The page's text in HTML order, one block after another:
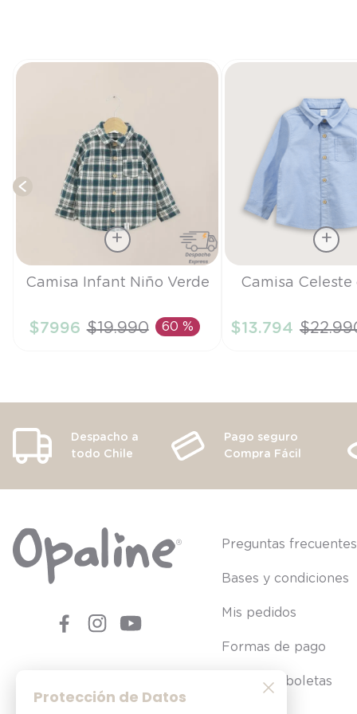
Protección de Datos
Talla
AÑADIR AL CARRITO
Camisa Infant Niño Verde
$7996 $19.990 60 %
Talla
AÑADIR AL
Camisa Celeste
$13.794 $22.
Despacho a
todo Chile
Pago seguro
Compra Fácil
Preguntas frecuentes
Bases y condiciones
Mis pedidos
Formas de pago
Consultar boletas